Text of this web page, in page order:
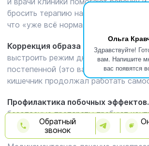
Ольга
Здравствуйте!
вам. Напишите
вас появятся
бросить терапию на середине пути,
что «уже всё нормально».
Коррекция образа жизни.
Врач
выстроить режим дня и питания так,
постепенной (это важно!) отмены
кишечник продолжал работать
Профилактика побочных эффектов.
безопасные препараты требуют
электролитов и состояния
Обратный
звонок